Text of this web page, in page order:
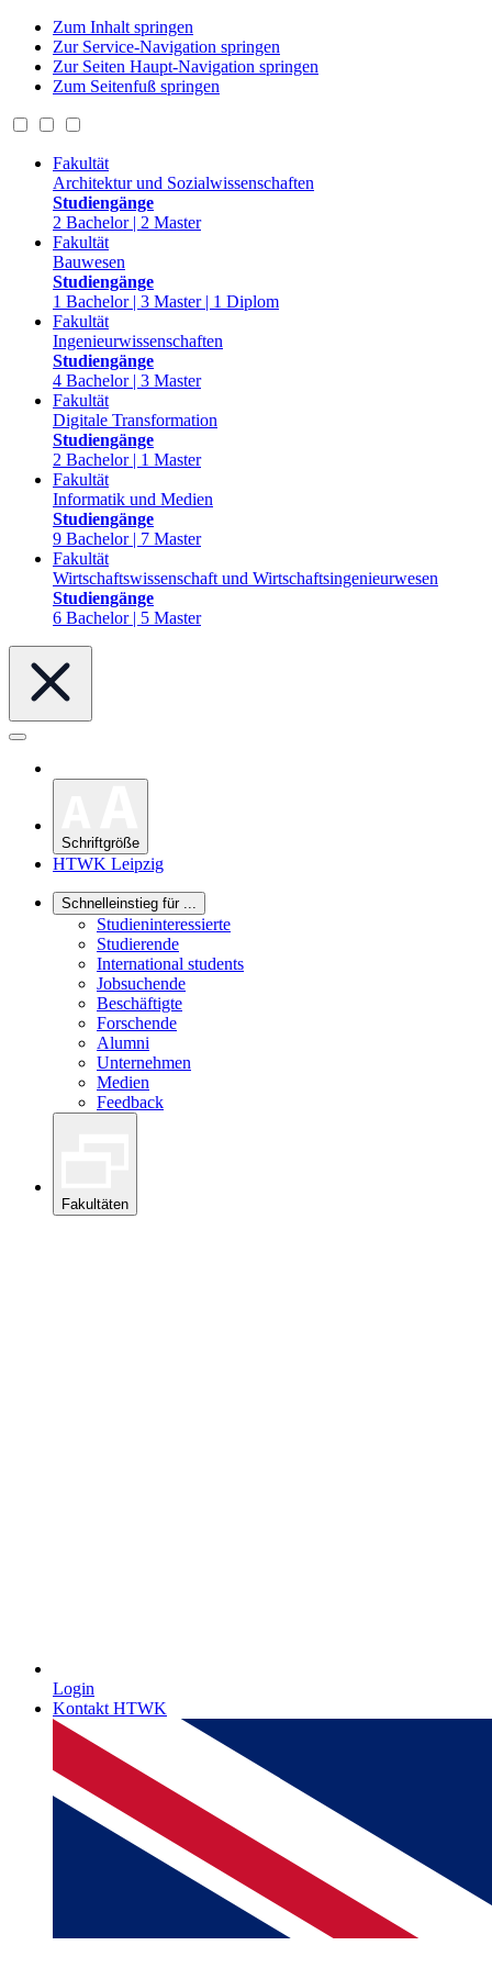
Zum Inhalt springen
Zur Service-Navigation springen
Zur Seiten Haupt-Navigation springen
Zum Seitenfuß springen
Fakultät
Architektur und Sozialwissenschaften
Studiengänge
2 Bachelor | 2 Master
Fakultät
Bauwesen
Studiengänge
1 Bachelor | 3 Master | 1 Diplom
Fakultät
Ingenieurwissenschaften
Studiengänge
4 Bachelor | 3 Master
Fakultät
Digitale Transformation
Studiengänge
2 Bachelor | 1 Master
Fakultät
Informatik und Medien
Studiengänge
9 Bachelor | 7 Master
Fakultät
Wirtschaftswissenschaft und Wirtschaftsingenieurwesen
Studiengänge
6 Bachelor | 5 Master
Schriftgröße
HTWK Leipzig
Schnelleinstieg für ...
Studieninteressierte
Studierende
International students
Jobsuchende
Beschäftigte
Forschende
Alumni
Unternehmen
Medien
Feedback
Fakultäten
Login
Kontakt HTWK